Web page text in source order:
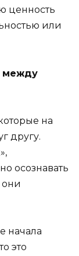
ценность
или
между
на
другу.
осознавать
они
начала
это